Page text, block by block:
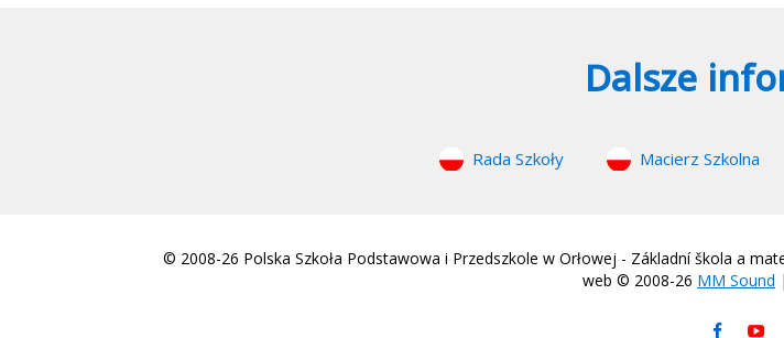
Dalsze
Rada Szkoły Macierz Szkolna
© 2008-26 Polska Szkoła Podstawowa i Przedszkole w Orłowej - Základní škola a
web © 2008-26 MM Sound |